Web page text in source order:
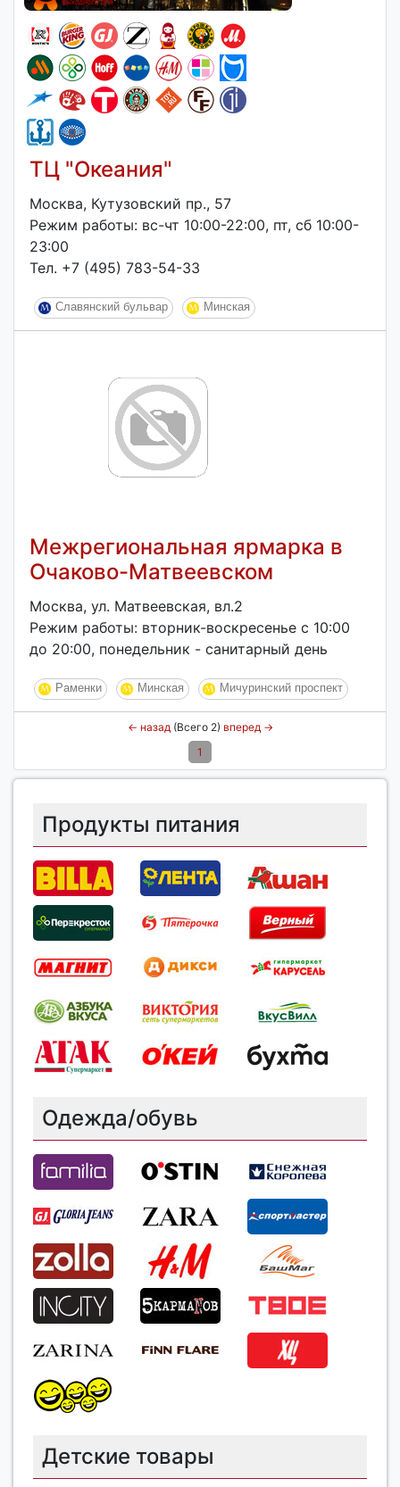
ТЦ "Океания"
Москва, Кутузовский пр., 57
Режим работы: вс-чт 10:00-22:00, пт, сб 10:00-
23:00
Тел. +7 (495) 783-54-33
Славянский бульвар Минская
Межрегиональная ярмарка в
Очаково-Матвеевском
Москва, ул. Матвеевская, вл.2
Режим работы: вторник-воскресенье с 10:00
до 20:00, понедельник - санитарный день
Раменки Минская Мичуринский проспект
← назад(Всего 2) вперед→
1
Продукты питания
Одежда/обувь
Детские товары